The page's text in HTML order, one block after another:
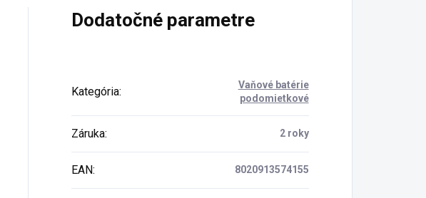
Dodatočné parametre
Kategória:
Vaňové batérie
podomietkové
Záruka: 2 roky
EAN: 8020913574155